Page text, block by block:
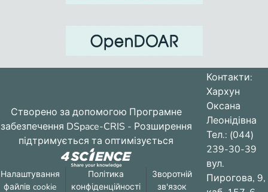
Створено за допомогою Програмне
забезпечення DSpace-CRIS - Розширення
підтримується та оптимізується
Налаштування
файлів cookie
Політика
конфіденційності
Зворотній
зв'язок
Контакти:
Хархун
Оксана
Леонідівна
Тел.: (044)
239-30-39
вул.
Пирогова, 9,